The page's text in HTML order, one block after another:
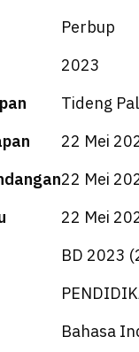
Perbup
2023
Tideng
22 Mei
22 Mei
22 Mei
BD 2023
Bahasa